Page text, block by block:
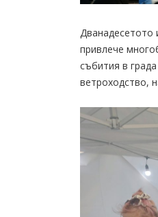
Дванадесетото
привлече
събития в
ветроходство,